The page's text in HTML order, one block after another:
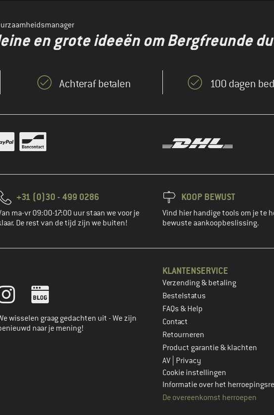
en grote ideeën om Bergfreunde
Achteraf betalen 100 dagen
+31 (0)30 - 499 0286
ma-vr 09:00-17:00 uur staan we voor je
De rest van de tijd zijn we buiten!
KOOP BEWUST
Vind hier handige tools om je te
bewuste aankoopbeslissing.
je klantenaccount aan
wisselen graag gedachten uit - We zijn
naar je mening!
KLANTENSERVICE
Verzending & betaling
Bestelstatus
FAQs & Help
Contact
Retourneren
Product garantie & klachten
AV Privacy
Cookie instellingen
Informatie over het
De overeenkomst herroepen